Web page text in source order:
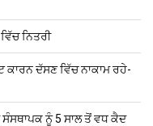
ਨਿਤਰੀ
ਦੱਸਣ ਵਿੱਚ ਨਾਕਾਮ ਰਹੇ-
ਨੂੰ 5 ਸਾਲ ਤੋਂ ਵਧ ਕੈਦ